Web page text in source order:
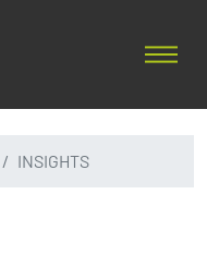
INSIGHTS